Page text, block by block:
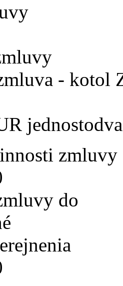
- kotol
zmluvy
do